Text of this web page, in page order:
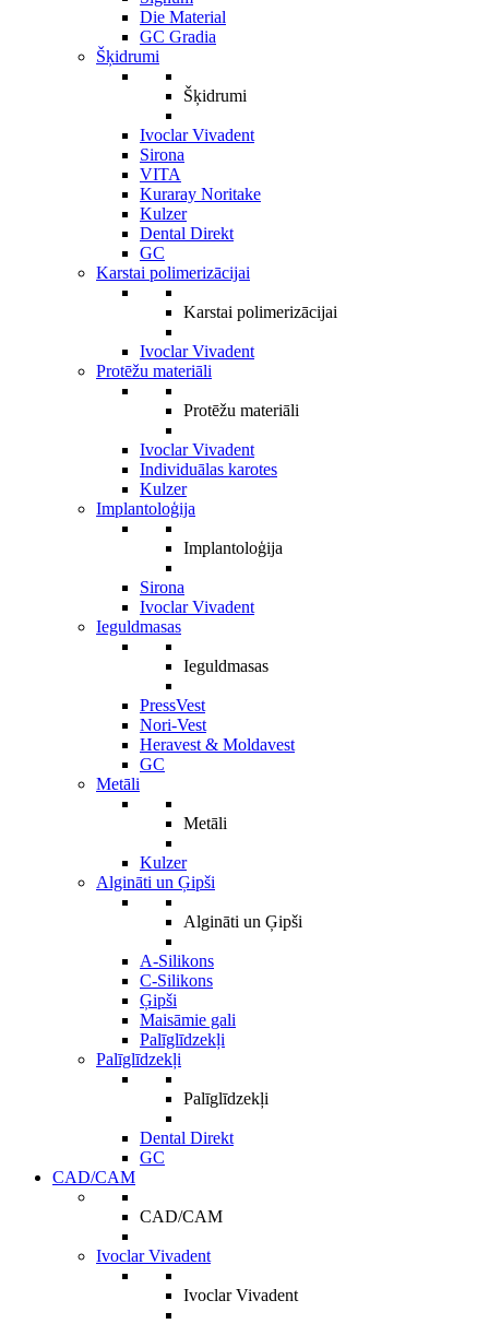
Die Material
GC Gradia
Šķidrumi
Šķidrumi
Ivoclar Vivadent
Sirona
VITA
Kuraray Noritake
Kulzer
Dental Direkt
GC
Karstai polimerizācijai
Karstai polimerizācijai
Ivoclar Vivadent
Protēžu materiāli
Protēžu materiāli
Ivoclar Vivadent
Individuālas karotes
Kulzer
Implantoloģija
Implantoloģija
Sirona
Ivoclar Vivadent
Ieguldmasas
Ieguldmasas
PressVest
Nori-Vest
Heravest & Moldavest
GC
Metāli
Metāli
Kulzer
Algināti un Ģipši
Algināti un Ģipši
A-Silikons
C-Silikons
Ģipši
Maisāmie gali
Palīglīdzekļi
Palīglīdzekļi
Palīglīdzekļi
Dental Direkt
GC
CAD/CAM
CAD/CAM
Ivoclar Vivadent
Ivoclar Vivadent